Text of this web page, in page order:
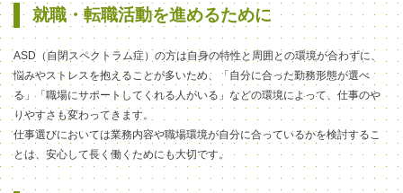
就職・転職活動を進めるために
ASD（自閉スペクトラム症） の方は自身の特性と周囲との環境が合わずに、
悩みやストレスを抱えることが多いため、「自分に合った勤務形態が選べ
る」「職場にサポートしてくれる人がいる」などの環境によって、仕事のや
りやすさも変わってきます。
仕事選びにおいては業務内容や職場環境が自分に合っているかを検討するこ
とは、安心して長く働くためにも大切です。